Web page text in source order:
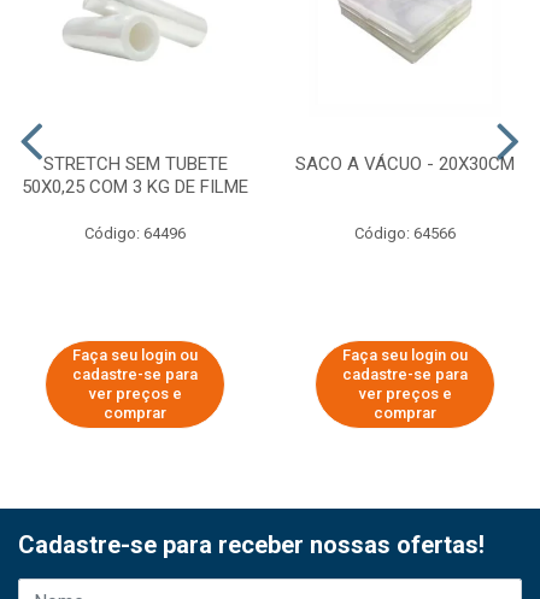
STRETCH SEM TUBETE
50X0,25 COM 3 KG DE FILME
Código: 64496
Faça seu login ou
cadastre-se para
ver preços e
comprar
SACO A VÁCUO - 20X30CM
Código: 64566
Faça seu login ou
cadastre-se para
ver preços e
comprar
Cadastre-se para receber nossas ofertas!